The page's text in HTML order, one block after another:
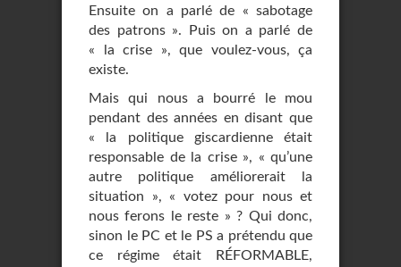
Ensuite on a parlé de « sabotage
des patrons ». Puis on a parlé de
« la crise », que voulez-vous, ça
existe.
Mais qui nous a bourré le mou
pendant des années en disant que
« la politique giscardienne était
responsable de la crise », « qu’une
autre politique améliorerait la
situation », « votez pour nous et
nous ferons le reste » ? Qui donc,
sinon le PC et le PS a prétendu que
ce régime était RÉFORMABLE,